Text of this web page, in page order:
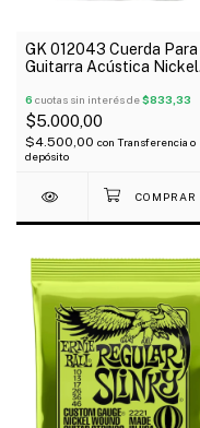
GK 012043 Cuerda Para
Guitarra Acústica Nickel
6 cuotas sin interés de$833,33
$5.000,00
$4.500,00 con Transferencia o
depósito